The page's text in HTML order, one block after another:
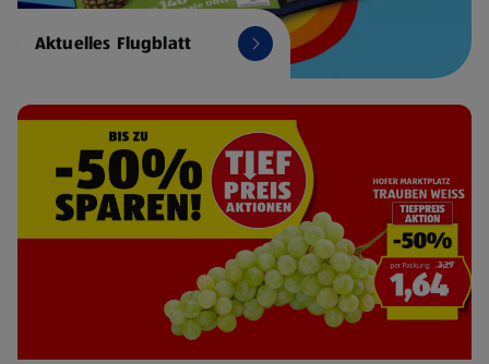
Aktuelles Flugblatt